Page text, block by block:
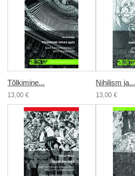
Tõlkimine...
13,00 €
Nihilism ja...
13,00 €